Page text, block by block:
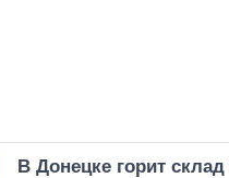
В Донецке горит